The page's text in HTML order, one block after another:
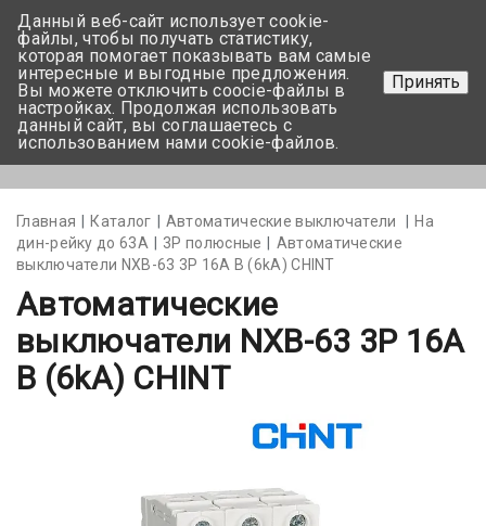
+375 17-350-99-56
+375 44-752-82-08
Задать вопрос
Главная Каталог Автоматические выключатели
На
дин-рейку до 63А
3Р полюсные
Автоматические
выключатели NXB-63 3P 16A В (6kA) CHINT
Автоматические
выключатели NXB-63 3P 16A
В (6kA) CHINT
Данный веб-сайт использует cookie-
файлы, чтобы получать статистику,
которая помогает показывать вам самые
интересные и выгодные предложения.
Вы можете отключить coocie-файлы в
настройках. Продолжая использовать
данный сайт, вы соглашаетесь с
использованием нами cookie-файлов.
Принять